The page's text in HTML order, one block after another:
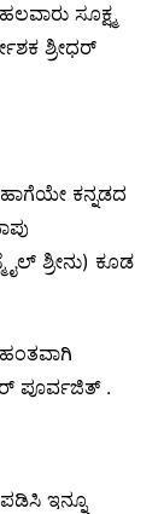
ಸೂಕ್ಷ್ಮ
ಶ್ರೀಧರ್
ಕನ್ನಡದ
ಶ್ರೀನು) ಕೂಡ
ಪೂರ್ವಜಿತ್ .
ಇನ್ನೂ